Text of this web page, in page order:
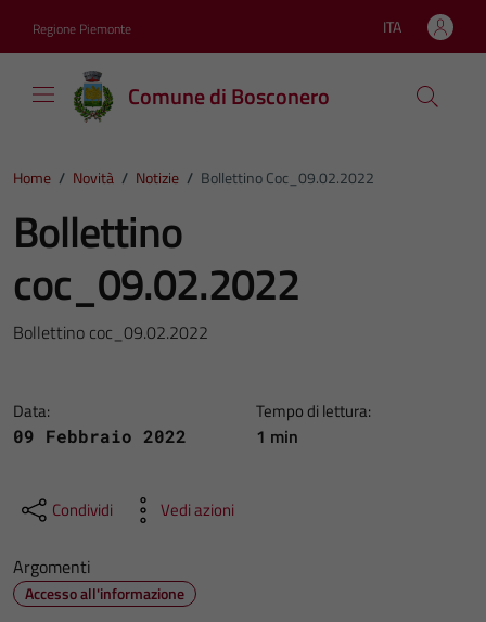
Regione Piemonte Lingua attiva:
ITA
Comune di Bosconero
Home / Novità / Notizie / Bollettino Coc_09.02.2022
Bollettino
coc_09.02.2022
Bollettino coc_09.02.2022
Data:
09 Febbraio 2022
Tempo di lettura:
1 min
Condividi Vedi azioni
Argomenti
Accesso all'informazione